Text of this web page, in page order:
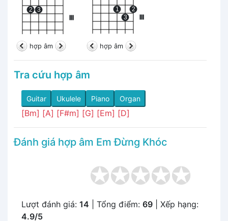
III
2 3
hợp âm
1
3
2
hợp âm
Tra cứu hợp âm
Guitar Ukulele Piano Organ
[Bm] [A] [F#m] [G] [Em] [D]
Đánh giá hợp âm Em Đừng Khóc
Lượt đánh giá: 14 | Tổng điểm: 69 | Xếp hạng:
4.9/5